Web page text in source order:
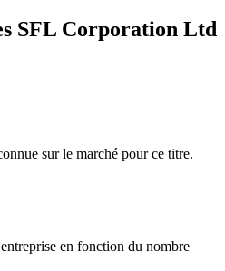
SFL Corporation Ltd
sur le marché pour ce titre.
en fonction du nombre